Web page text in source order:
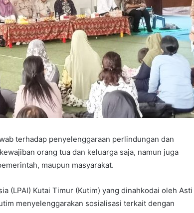
terhadap penyelenggaraan perlindungan dan
orang tua dan keluarga saja, namun juga
maupun masyarakat.
(LPAI) Kutai Timur (Kutim) yang dinahkodai oleh Asti
menyelenggarakan sosialisasi terkait dengan